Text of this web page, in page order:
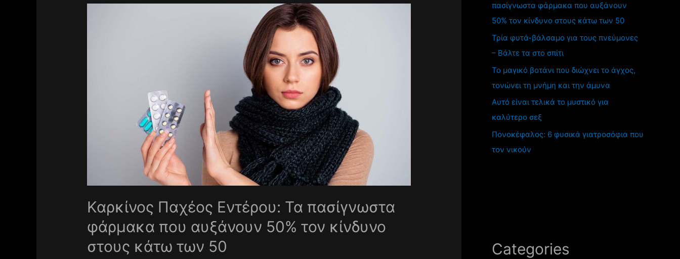
Καρκίνος Παχέος Εντέρου: Τα πασίγνωστα
φάρμακα που αυξάνουν 50% τον κίνδυνο
στους κάτω των 50
πασίγνωστα φάρμακα που αυξάνουν
50% τον κίνδυνο στους κάτω των 50
Τρία φυτά-βάλσαμο για τους πνεύμονες
– Βάλτε τα στο σπίτι
Το μαγικό βοτάνι που διώχνει το άγχος,
τονώνει τη μνήμη και την άμυνα
Αυτό είναι τελικά το μυστικό για
καλύτερο σεξ
Πονοκέφαλος: 6 φυσικά γιατροσόφια που
τον νικούν
Categories